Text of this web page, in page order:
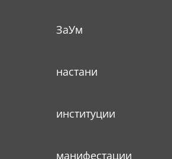
ЗаУм
настани
институции
манифестации